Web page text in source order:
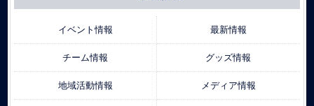
イベント情報 最新情報
チーム情報 グッズ情報
地域活動情報 メディア情報